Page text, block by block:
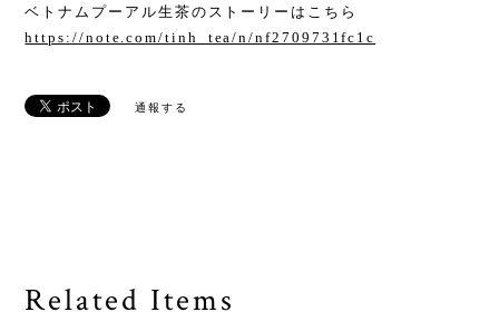
ベトナムプーアル生茶のストーリーはこちら
https://note.com/tinh_tea/n/nf2709731fc1c
通報する
Related Items